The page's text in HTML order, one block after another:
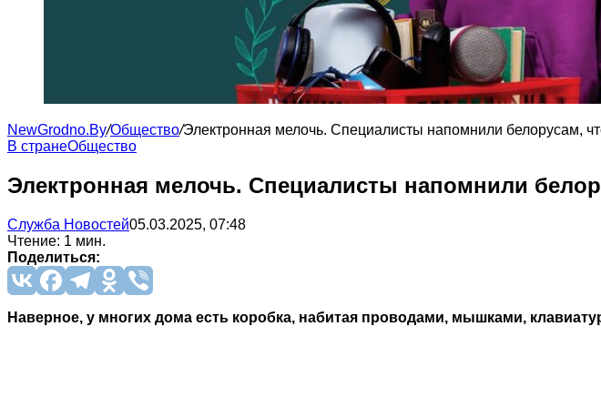
NewGrodno.By/Общество/Электронная мелочь. Специалисты напомнили белорусам,
В странеОбщество
Электронная мелочь. Специалисты напомнили
Служба Новостей05.03.2025, 07:48
Чтение: 1 мин.
Поделиться:
Наверное, у многих дома есть коробка, набитая проводами, мышками,